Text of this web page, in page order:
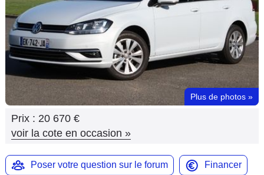
Services
Forum
Moto
Plus de photos »
Prix : 20 670 €
voir la cote en occasion »
Poser votre question sur le forum Financer